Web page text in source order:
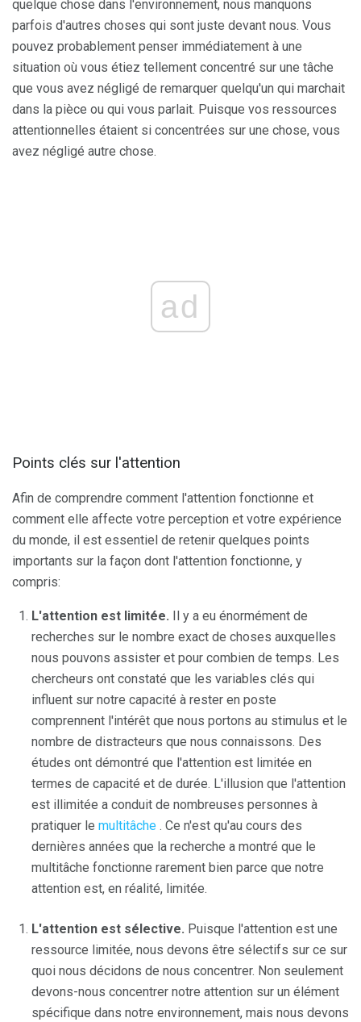
quelque chose dans l'environnement, nous manquons
parfois d'autres choses qui sont juste devant nous. Vous
pouvez probablement penser immédiatement à une
situation où vous étiez tellement concentré sur une tâche
que vous avez négligé de remarquer quelqu'un qui marchait
dans la pièce ou qui vous parlait. Puisque vos ressources
attentionnelles étaient si concentrées sur une chose, vous
avez négligé autre chose.
ad
Points clés sur l'attention
Afin de comprendre comment l'attention fonctionne et
comment elle affecte votre perception et votre expérience
du monde, il est essentiel de retenir quelques points
importants sur la façon dont l'attention fonctionne, y
compris:
L'attention est limitée. Il y a eu énormément de
recherches sur le nombre exact de choses auxquelles
nous pouvons assister et pour combien de temps. Les
chercheurs ont constaté que les variables clés qui
influent sur notre capacité à rester en poste
comprennent l'intérêt que nous portons au stimulus et le
nombre de distracteurs que nous connaissons. Des
études ont démontré que l'attention est limitée en
termes de capacité et de durée. L'illusion que l'attention
est illimitée a conduit de nombreuses personnes à
pratiquer le multitâche . Ce n'est qu'au cours des
dernières années que la recherche a montré que le
multitâche fonctionne rarement bien parce que notre
attention est, en réalité, limitée.
L'attention est sélective. Puisque l'attention est une
ressource limitée, nous devons être sélectifs sur ce sur
quoi nous décidons de nous concentrer. Non seulement
devons-nous concentrer notre attention sur un élément
spécifique dans notre environnement, mais nous devons